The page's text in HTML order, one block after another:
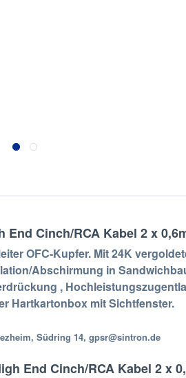
Cinch/RCA Kabel 2 x
OFC-Kupfer. Mit 24K
Abschirmung in
,
Hartkartonbox mit Sichtfenster.
Südring 14, gpsr@sintron.de
End Cinch/RCA Kabel 2 x